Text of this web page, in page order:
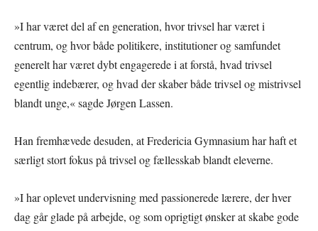
»I har været del af en generation, hvor trivsel har været i
centrum, og hvor både politikere, institutioner og samfundet
generelt har været dybt engagerede i at forstå, hvad trivsel
egentlig indebærer, og hvad der skaber både trivsel og mistrivsel
blandt unge,« sagde Jørgen Lassen.
Han fremhævede desuden, at Fredericia Gymnasium har haft et
særligt stort fokus på trivsel og fællesskab blandt eleverne.
»I har oplevet undervisning med passionerede lærere, der hver
dag går glade på arbejde, og som oprigtigt ønsker at skabe gode